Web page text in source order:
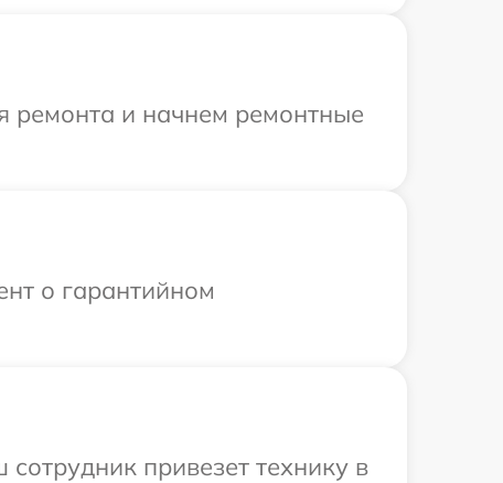
ремонта и начнем ремонтные
о гарантийном
привезет технику в